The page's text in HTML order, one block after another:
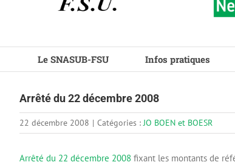
Le SNASUB-FSU Infos pratiques
Arrêté du 22 décembre 2008
22 décembre 2008 | Catégories :JO BOEN et BOESR
Arrêté du 22 décembre 2008 fixant les montants de